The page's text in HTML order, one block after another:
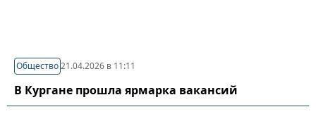
Общество21.04.2026 в 11:11
В Кургане прошла ярмарка вакансий